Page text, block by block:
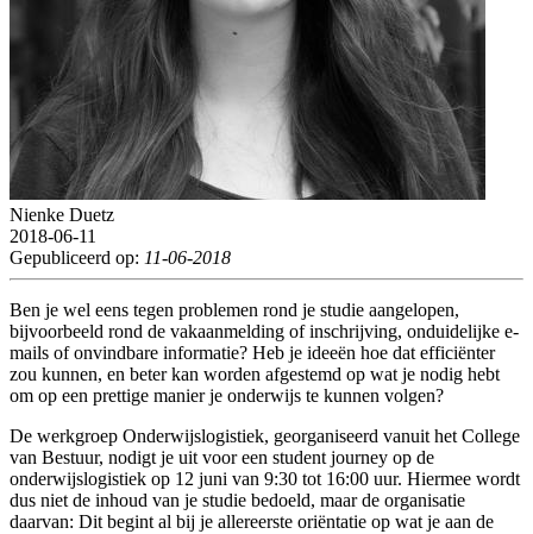
Nienke Duetz
2018-06-11
Gepubliceerd op: 11-06-2018
Ben je wel eens tegen problemen rond je studie aangelopen,
bijvoorbeeld rond de vakaanmelding of inschrijving, onduidelijke e-
mails of onvindbare informatie? Heb je ideeën hoe dat efficiënter
zou kunnen, en beter kan worden afgestemd op wat je nodig hebt
om op een prettige manier je onderwijs te kunnen volgen?
De werkgroep Onderwijslogistiek, georganiseerd vanuit het College
van Bestuur, nodigt je uit voor een student journey op de
onderwijslogistiek op 12 juni van 9:30 tot 16:00 uur. Hiermee wordt
dus niet de inhoud van je studie bedoeld, maar de organisatie
daarvan: Dit begint al bij je allereerste oriëntatie op wat je aan de